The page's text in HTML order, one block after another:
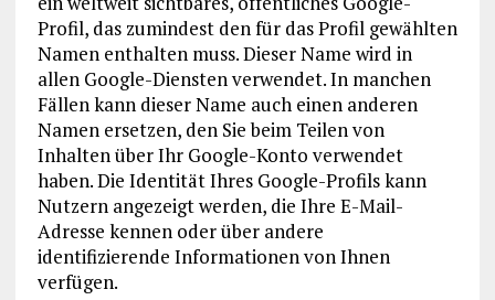
Profil, das zumindest den für das Profil gewählten
Namen enthalten muss. Dieser Name wird in
allen Google-Diensten verwendet. In manchen
Fällen kann dieser Name auch einen anderen
Namen ersetzen, den Sie beim Teilen von
Inhalten über Ihr Google-Konto verwendet
haben. Die Identität Ihres Google-Profils kann
Nutzern angezeigt werden, die Ihre E-Mail-
Adresse kennen oder über andere
identifizierende Informationen von Ihnen
verfügen.